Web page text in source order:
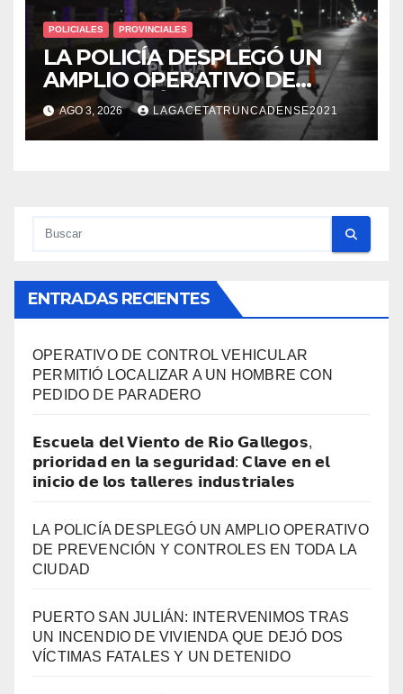
POLICIALES PROVINCIALES
LA POLICÍA DESPLEGÓ UN
AMPLIO OPERATIVO DE
PREVENCIÓN Y CONTROLES
EN TODA LA CIUDAD
AGO 3, 2026 LAGACETATRUNCADENSE2021
ENTRADAS RECIENTES
OPERATIVO DE CONTROL VEHICULAR
PERMITIÓ LOCALIZAR A UN HOMBRE CON
PEDIDO DE PARADERO
𝗘𝘀𝗰𝘂𝗲𝗹𝗮 𝗱𝗲𝗹 𝗩𝗶𝗲𝗻𝘁𝗼 𝗱𝗲 𝗥𝗶𝗼 𝗚𝗮𝗹𝗹𝗲𝗴𝗼𝘀,
𝗽𝗿𝗶𝗼𝗿𝗶𝗱𝗮𝗱 𝗲𝗻 𝗹𝗮 𝘀𝗲𝗴𝘂𝗿𝗶𝗱𝗮𝗱: 𝗖𝗹𝗮𝘃𝗲 𝗲𝗻 𝗲𝗹
𝗶𝗻𝗶𝗰𝗶𝗼 𝗱𝗲 𝗹𝗼𝘀 𝘁𝗮𝗹𝗹𝗲𝗿𝗲𝘀 𝗶𝗻𝗱𝘂𝘀𝘁𝗿𝗶𝗮𝗹𝗲𝘀
LA POLICÍA DESPLEGÓ UN AMPLIO OPERATIVO
DE PREVENCIÓN Y CONTROLES EN TODA LA
CIUDAD
PUERTO SAN JULIÁN: INTERVENIMOS TRAS
UN INCENDIO DE VIVIENDA QUE DEJÓ DOS
VÍCTIMAS FATALES Y UN DETENIDO